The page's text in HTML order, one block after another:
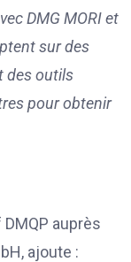
DMG MORI et
sur des
des outils
pour obtenir
auprès
ajoute :